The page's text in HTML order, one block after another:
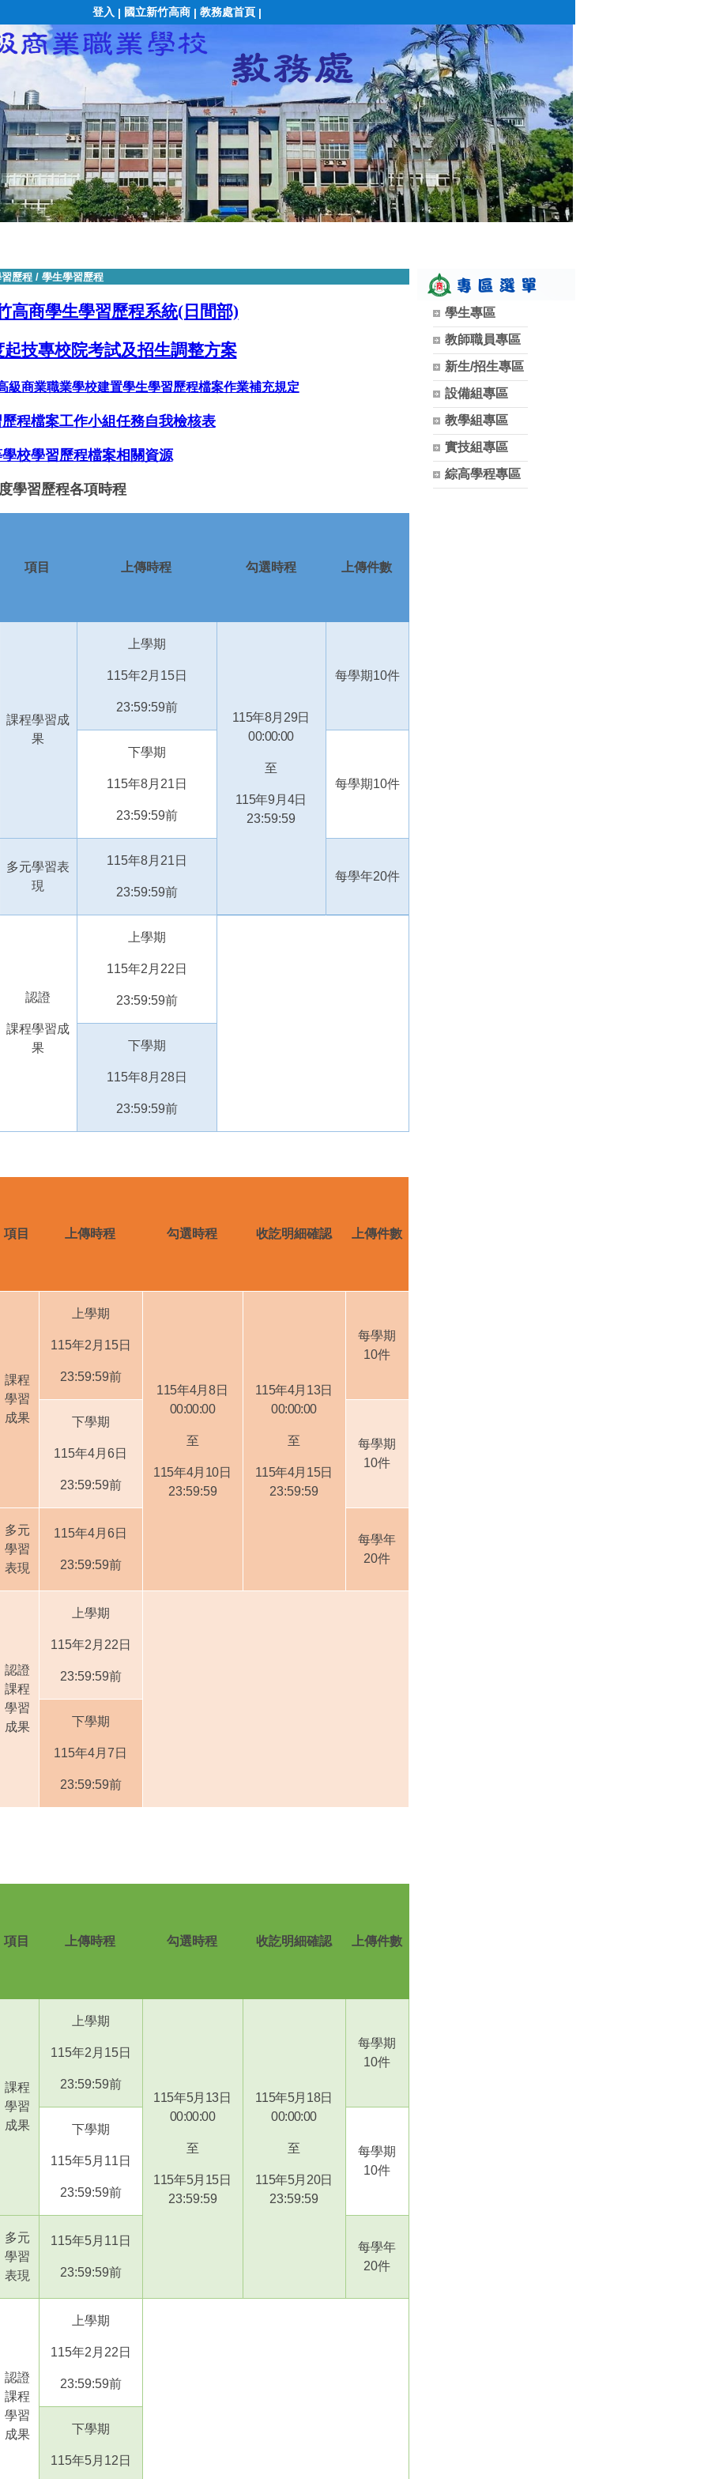
登入 | 國立新竹高商 | 教務處首頁 |
歷程/ 學生學習歷程
高商學生學習歷程系統(日間部)
起技專校院考試及招生調整方案
級商業職業學校建置學生學習歷程檔案作業補充規定
程檔案工作小組任務自我檢核表
校學習歷程檔案相關資源
學習歷程各項時程
項目 上傳時程 勾選時程 上傳件數
課程學習成
果
上學期
115年2 月 15日
23:59:59前
115年8月 29日
00:00:00
至
115年9 月 4日
23:59:59
每學期10件
下學期
115年8月 21 日
23:59:59前
每學期10件
多元學習表
現
115年8月 21 日
23:59:59前
每學年20件
認證
課程學習成
果
上學期
115年2 月 22 日
23:59:59前
下學期
115年8月 28日
23:59:59前
項目 上傳時程 勾選時程 收訖明細確認 上傳件數
課程
學習
成果
上學期
115年2 月 15日
23:59:59前
115年4月8日
00:00:00
至
115年4月 10日
23:59:59
115年4月 13日
00:00:00
至
115年4月 15日
23:59:59
每學期
10件
下學期
115年4月 6日
23:59:59前
每學期
10件
多元
學習
表現
115年4月 6日
23:59:59前
每學年
20件
認證
課程
學習
成果
上學期
115年2 月 22 日
23:59:59前
下學期
115年4月 7 日
23:59:59前
項目 上傳時程 勾選時程 收訖明細確認 上傳件數
課程
學習
成果
上學期
115年2 月 15日
23:59:59前
115年5月 13日
00:00:00
至
115年5月 15日
23:59:59
115年5月 18日
00:00:00
至
115年5月 20日
23:59:59
每學期
10件
下學期
115年5月 11 日
23:59:59前
每學期
10件
多元
學習
表現
115年5月 11 日
23:59:59前
每學年
20件
認證
課程
學習
成果
上學期
115年2 月 22 日
23:59:59前
下學期
115年5月 12 日
學生專區
教師職員專區
新生/招生專區
設備組專區
教學組專區
實技組專區
綜高學程專區